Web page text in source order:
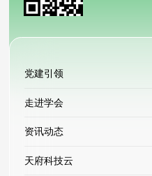
党建引领
走进学会
资讯动态
天府科技云